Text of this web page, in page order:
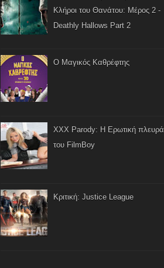
Κλήροι του Θανάτου: Μέρος 2 -
Deathly Hallows Part 2
Ο Μαγικός Καθρέφτης
XXX Parody: Η Ερωτική πλευρά
του FilmBoy
Κριτική: Justice League